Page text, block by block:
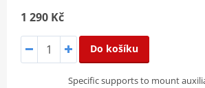
1 290 Kč
Do košíku
Specific supports to mount